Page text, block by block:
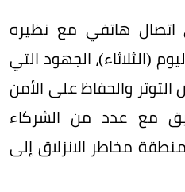
هاتفي مع نظيره
(الثلاثاء)، الجهود التي
والحفاظ على الأمن
مع عدد من الشركاء
مخاطر الانزلاق إلى